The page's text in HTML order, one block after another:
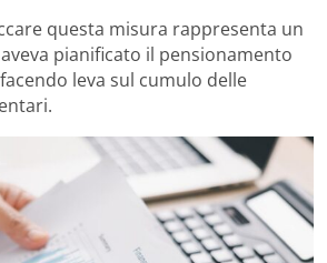
questa misura rappresenta un
pianificato il pensionamento
leva sul cumulo delle